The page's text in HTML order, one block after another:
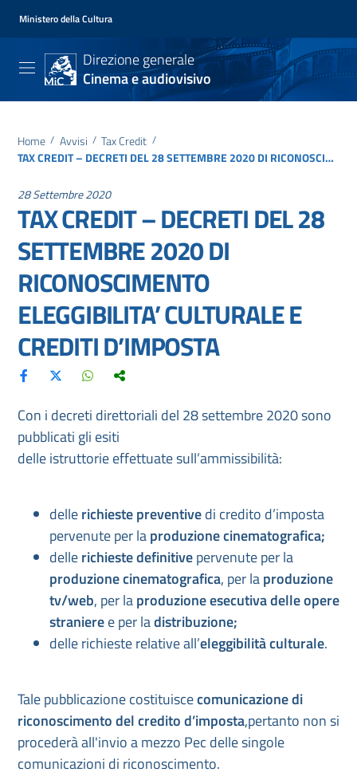
Ministero della Cultura
Direzione generale
Cinema e audiovisivo
Home / Avvisi / Tax Credit /
TAX CREDIT – DECRETI DEL 28 SETTEMBRE 2020 DI RICONOSCIMENTO ELEGGIBILITA’ CULTURALE E CREDITI D’IMPOSTA
28 Settembre 2020
TAX CREDIT – DECRETI DEL 28
SETTEMBRE 2020 DI
RICONOSCIMENTO
ELEGGIBILITA’ CULTURALE E
CREDITI D’IMPOSTA
Con i decreti direttoriali del 28 settembre 2020 sono
pubblicati gli esiti
delle istruttorie effettuate sull’ammissibilità:
dellerichieste preventivedi credito d’imposta
pervenute per laproduzione cinematografica;
dellerichieste definitivepervenute per la
produzione cinematografica, per laproduzione
tv/web, per laproduzione esecutiva delle opere
stranieree per ladistribuzione;
delle richieste relative all’eleggibilità culturale.
Tale pubblicazione costituiscecomunicazione di
riconoscimento del credito d’imposta,pertanto non si
procederà all'invio a mezzo Pec delle singole
comunicazioni di riconoscimento.